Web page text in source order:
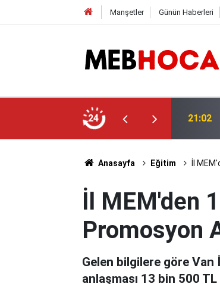
Manşetler Günün Haberleri
24
Yetiştirme Süreci Açıklaması 21:01
Anasayfa Eğitim İl
İl MEM'den
Promosyon
Gelen bilgilere göre
anlaşması 13 bin 500 TL